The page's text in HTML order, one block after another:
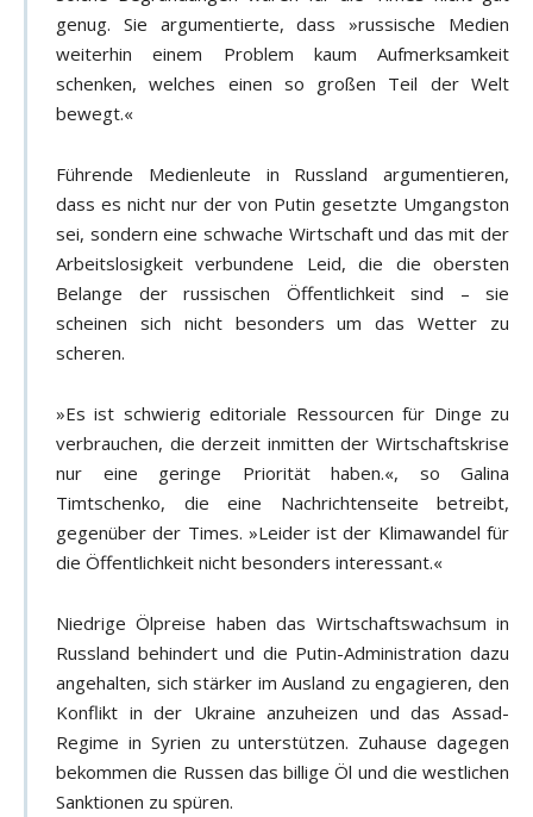
genug. Sie argumentierte, dass »russische Medien
weiterhin einem Problem kaum Aufmerksamkeit
schenken, welches einen so großen Teil der Welt
bewegt.«
Führende Medienleute in Russland argumentieren,
dass es nicht nur der von Putin gesetzte Umgangston
sei, sondern eine schwache Wirtschaft und das mit der
Arbeitslosigkeit verbundene Leid, die die obersten
Belange der russischen Öffentlichkeit sind – sie
scheinen sich nicht besonders um das Wetter zu
scheren.
»Es ist schwierig editoriale Ressourcen für Dinge zu
verbrauchen, die derzeit inmitten der Wirtschaftskrise
nur eine geringe Priorität haben.«, so Galina
Timtschenko, die eine Nachrichtenseite betreibt,
gegenüber der Times. »Leider ist der Klimawandel für
die Öffentlichkeit nicht besonders interessant.«
Niedrige Ölpreise haben das Wirtschaftswachsum in
Russland behindert und die Putin-Administration dazu
angehalten, sich stärker im Ausland zu engagieren, den
Konflikt in der Ukraine anzuheizen und das Assad-
Regime in Syrien zu unterstützen. Zuhause dagegen
bekommen die Russen das billige Öl und die westlichen
Sanktionen zu spüren.